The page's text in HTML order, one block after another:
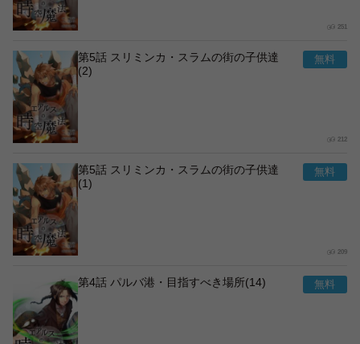
251
第5話 スリミンカ・スラムの街の子供達
(2)
212
第5話 スリミンカ・スラムの街の子供達
(1)
209
第4話 パルバ港・目指すべき場所(14)